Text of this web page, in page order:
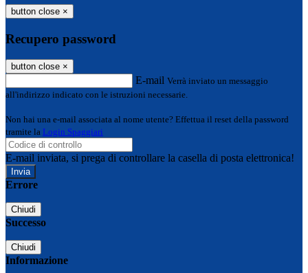
button close ×
Recupero password
button close ×
E-mail Verrà inviato un messaggio
all'indirizzo indicato con le istruzioni necessarie.
Non hai una e-mail associata al nome utente? Effettua il reset della password
tramite la Login Spaggiari
E-mail inviata, si prega di controllare la casella di posta elettronica!
Errore
Chiudi
Successo
Chiudi
Informazione